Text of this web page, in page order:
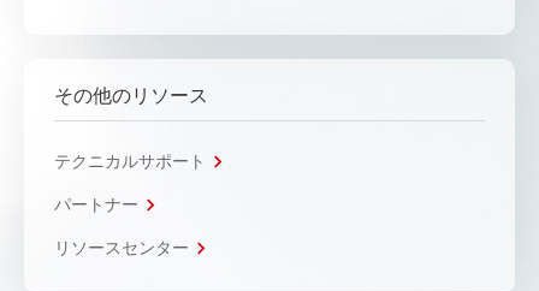
その他のリソース
テクニカルサポート
パートナー
リソースセンター